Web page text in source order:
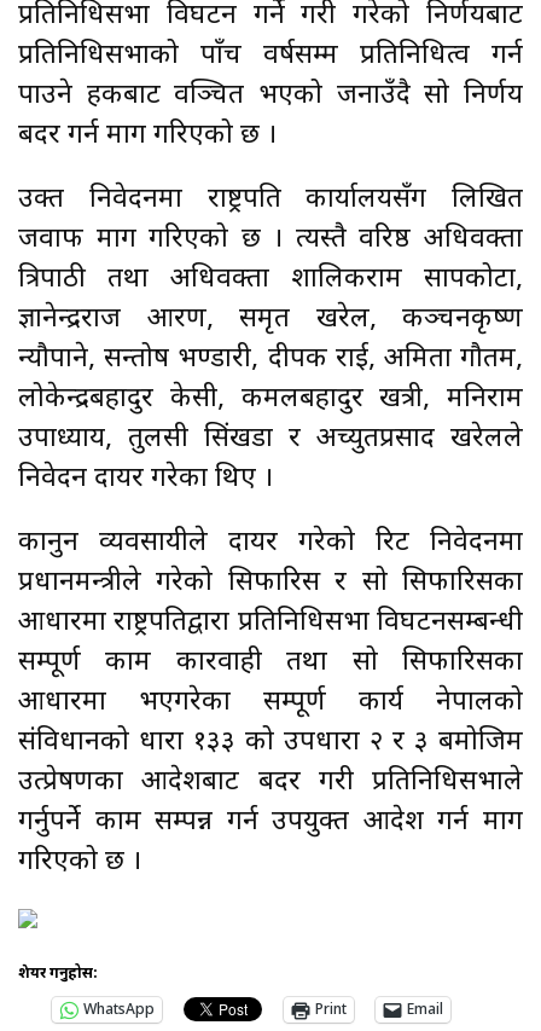
प्रतिनिधिसभा विघटन गर्ने गरी गरेको निर्णयबाट
प्रतिनिधिसभाको पाँच वर्षसम्म प्रतिनिधित्व गर्न
पाउने हकबाट वञ्चित भएको जनाउँदै सो निर्णय
बदर गर्न माग गरिएको छ ।
उक्त निवेदनमा राष्ट्रपति कार्यालयसँग लिखित
जवाफ माग गरिएको छ । त्यस्तै वरिष्ठ अधिवक्ता
त्रिपाठी तथा अधिवक्ता शालिकराम सापकोटा,
ज्ञानेन्द्रराज आरण, समृत खरेल, कञ्चनकृष्ण
न्यौपाने, सन्तोष भण्डारी, दीपक राई, अमिता गौतम,
लोकेन्द्रबहादुर केसी, कमलबहादुर खत्री, मनिराम
उपाध्याय, तुलसी सिंखडा र अच्युतप्रसाद खरेलले
निवेदन दायर गरेका थिए ।
कानुन व्यवसायीले दायर गरेको रिट निवेदनमा
प्रधानमन्त्रीले गरेको सिफारिस र सो सिफारिसका
आधारमा राष्ट्रपतिद्वारा प्रतिनिधिसभा विघटनसम्बन्धी
सम्पूर्ण काम कारवाही तथा सो सिफारिसका
आधारमा भएगरेका सम्पूर्ण कार्य नेपालको
संविधानको धारा १३३ को उपधारा २ र ३ बमोजिम
उत्प्रेषणका आदेशबाट बदर गरी प्रतिनिधिसभाले
गर्नुपर्ने काम सम्पन्न गर्न उपयुक्त आदेश गर्न माग
गरिएको छ ।
शेयर गर्नुहोस:
WhatsApp
Print Email